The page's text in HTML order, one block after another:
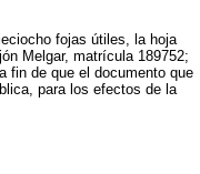
fojas útiles, la hoja
Melgar, matrícula 189752;
fin de que el documento que
para los efectos de la